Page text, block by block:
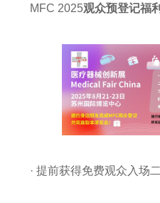
MFC 2025观众预登记福利
· 提前获得免费观众入场